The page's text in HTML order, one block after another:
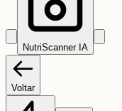
NutriScanner IA
Voltar